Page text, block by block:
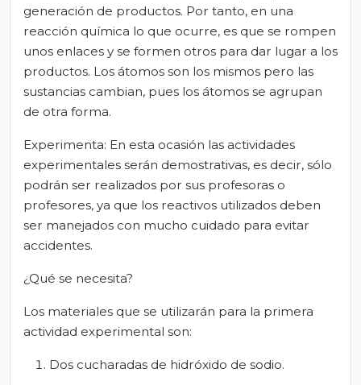
generación de productos. Por tanto, en una
reacción química lo que ocurre, es que se rompen
unos enlaces y se formen otros para dar lugar a los
productos. Los átomos son los mismos pero las
sustancias cambian, pues los átomos se agrupan
de otra forma.
Experimenta: En esta ocasión las actividades
experimentales serán demostrativas, es decir, sólo
podrán ser realizados por sus profesoras o
profesores, ya que los reactivos utilizados deben
ser manejados con mucho cuidado para evitar
accidentes.
¿Qué se necesita?
Los materiales que se utilizarán para la primera
actividad experimental son:
Dos cucharadas de hidróxido de sodio.